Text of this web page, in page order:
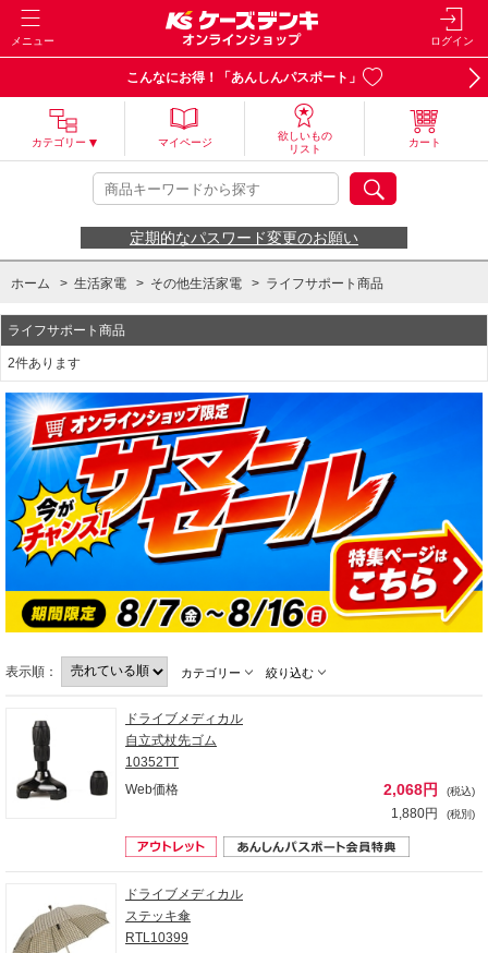
メニュー ログイン
こんなにお得！「あんしんパスポート」
カテゴリー マイページ
欲しいもの
リスト
カート
定期的なパスワード変更のお願い
ホーム > 生活家電 > その他生活家電 > ライフサポート商品
ライフサポート商品
2件あります
表示順： カテゴリー 絞り込む
ドライブメディカル
自立式杖先ゴム
10352TT
Web価格
2,068円 (税込)
1,880円 (税別)
ドライブメディカル
ステッキ傘
RTL10399